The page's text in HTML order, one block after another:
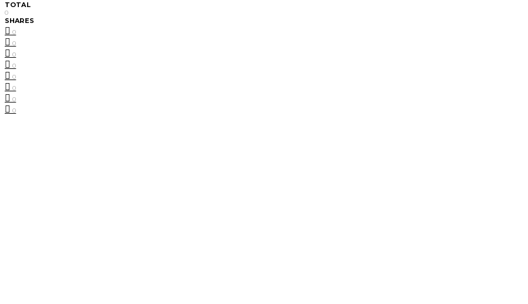
TOTAL
0
SHARES
0
0
0
0
0
0
0
0